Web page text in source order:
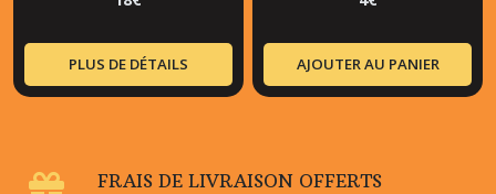
PLUS DE DÉTAILS AJOUTER AU PANIER
FRAIS DE LIVRAISON OFFERTS